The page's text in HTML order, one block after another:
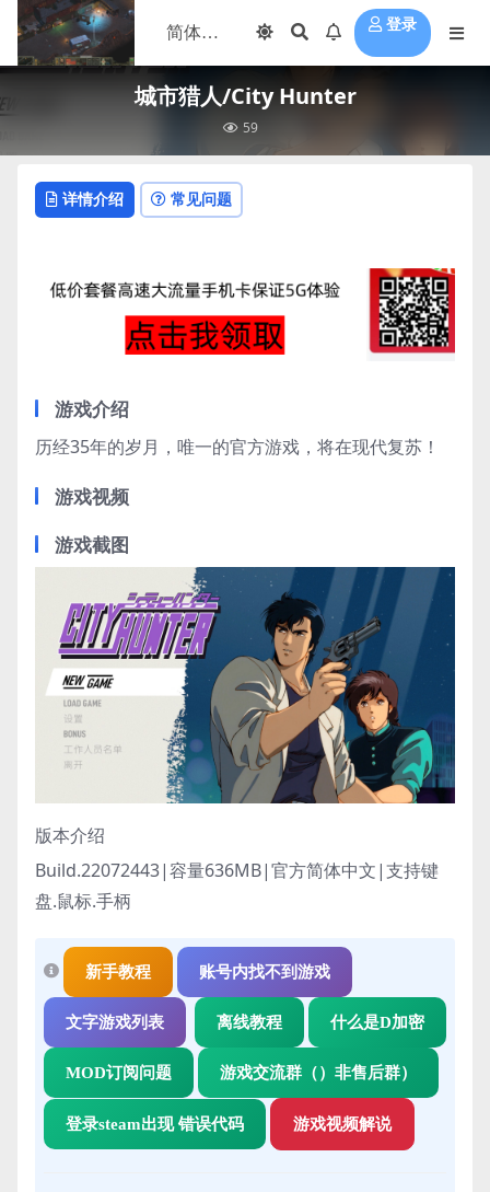
登录
城市猎人/City Hunter
59
详情介绍 常见问题
游戏介绍
历经35年的岁月，唯一的官方游戏，将在现代复苏！
游戏视频
游戏截图
版本介绍
Build.22072443|容量636MB|官方简体中文|支持键
盘.鼠标.手柄
新手教程 账号内找不到游戏
文字游戏列表 离线教程 什么是D加密
MOD订阅问题 游戏交流群（）非售后群）
登录steam出现 错误代码 游戏视频解说